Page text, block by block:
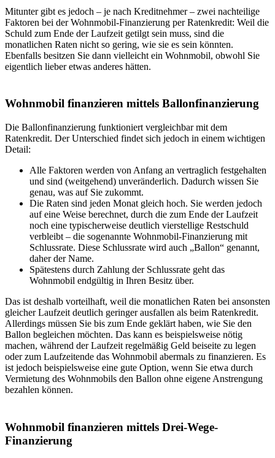
Mitunter gibt es jedoch – je nach Kreditnehmer – zwei nachteilige
Faktoren bei der Wohnmobil-Finanzierung per Ratenkredit: Weil die
Schuld zum Ende der Laufzeit getilgt sein muss, sind die
monatlichen Raten nicht so gering, wie sie es sein könnten.
Ebenfalls besitzen Sie dann vielleicht ein Wohnmobil, obwohl Sie
eigentlich lieber etwas anderes hätten.
Wohnmobil finanzieren mittels Ballonfinanzierung
Die Ballonfinanzierung funktioniert vergleichbar mit dem
Ratenkredit. Der Unterschied findet sich jedoch in einem wichtigen
Detail:
Alle Faktoren werden von Anfang an vertraglich festgehalten
und sind (weitgehend) unveränderlich. Dadurch wissen Sie
genau, was auf Sie zukommt.
Die Raten sind jeden Monat gleich hoch. Sie werden jedoch
auf eine Weise berechnet, durch die zum Ende der Laufzeit
noch eine typischerweise deutlich vierstellige Restschuld
verbleibt – die sogenannte Wohnmobil-Finanzierung mit
Schlussrate. Diese Schlussrate wird auch „Ballon“ genannt,
daher der Name.
Spätestens durch Zahlung der Schlussrate geht das
Wohnmobil endgültig in Ihren Besitz über.
Das ist deshalb vorteilhaft, weil die monatlichen Raten bei ansonsten
gleicher Laufzeit deutlich geringer ausfallen als beim Ratenkredit.
Allerdings müssen Sie bis zum Ende geklärt haben, wie Sie den
Ballon begleichen möchten. Das kann es beispielsweise nötig
machen, während der Laufzeit regelmäßig Geld beiseite zu legen
oder zum Laufzeitende das Wohnmobil abermals zu finanzieren. Es
ist jedoch beispielsweise eine gute Option, wenn Sie etwa durch
Vermietung des Wohnmobils den Ballon ohne eigene Anstrengung
bezahlen können.
Wohnmobil finanzieren mittels Drei-Wege-
Finanzierung